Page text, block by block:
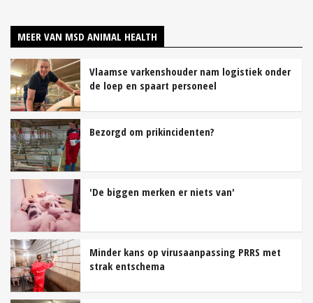
MEER VAN MSD ANIMAL HEALTH
Vlaamse varkenshouder nam logistiek onder
de loep en spaart personeel
Bezorgd om prikincidenten?
'De biggen merken er niets van'
Minder kans op virusaanpassing PRRS met
strak entschema